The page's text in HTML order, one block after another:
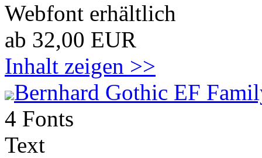
Webfont erhältlich
ab 32,00 EUR
Inhalt zeigen >>
Bernhard Gothic EF
4 Fonts
Text